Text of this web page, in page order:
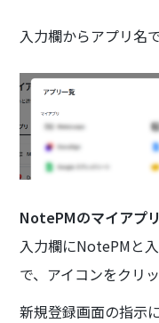
入力欄からアプリ名
NotePMのマイアプ
入力欄にNotePMと
で、アイコンをクリッ
新規登録画面の指示